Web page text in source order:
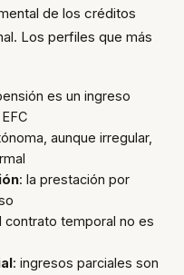
de los créditos
Los perfiles que más
es un ingreso
aunque irregular,
: la prestación por
contrato temporal no es
: ingresos parciales son